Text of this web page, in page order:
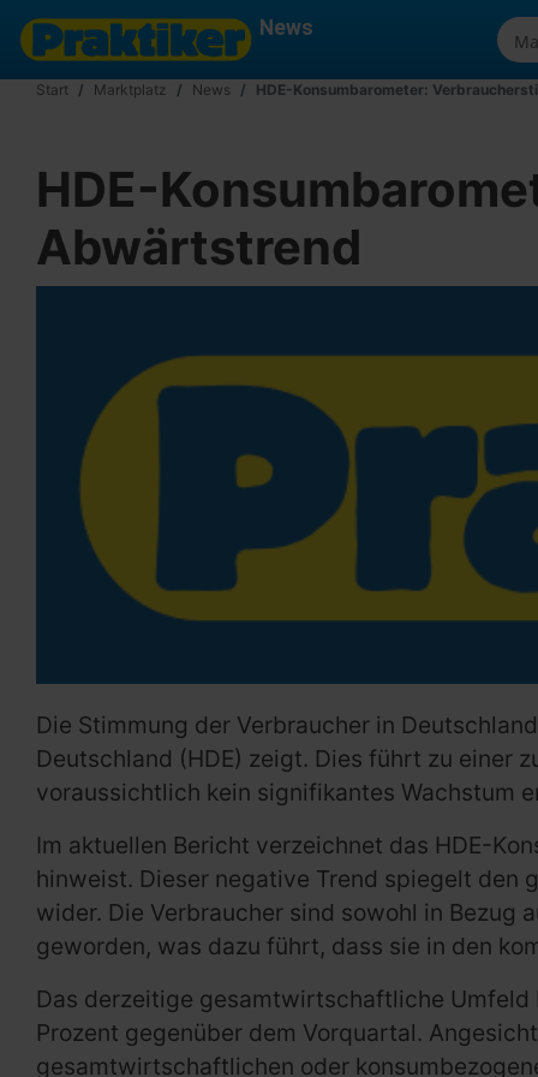
News
Start Marktplatz News HDE-Konsumbarometer:
HDE-
Abwärtstrend
Die Stimmung der Verbraucher in
Deutschland (HDE) zeigt. Dies führt zu einer
voraussichtlich kein signifikantes Wachstum
Im aktuellen Bericht verzeichnet das HDE-
hinweist. Dieser negative Trend spiegelt den
wider. Die Verbraucher sind sowohl in
geworden, was dazu führt, dass sie in den
Das derzeitige gesamtwirtschaftliche Umfeld
Prozent gegenüber dem Vorquartal.
gesamtwirtschaftlichen oder